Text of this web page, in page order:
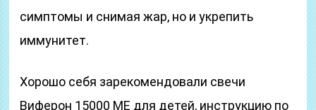
симптомы и снимая жар, но и укрепить
иммунитет.
Хорошо себя зарекомендовали свечи
Виферон 15000 МЕ для детей, инструкцию по